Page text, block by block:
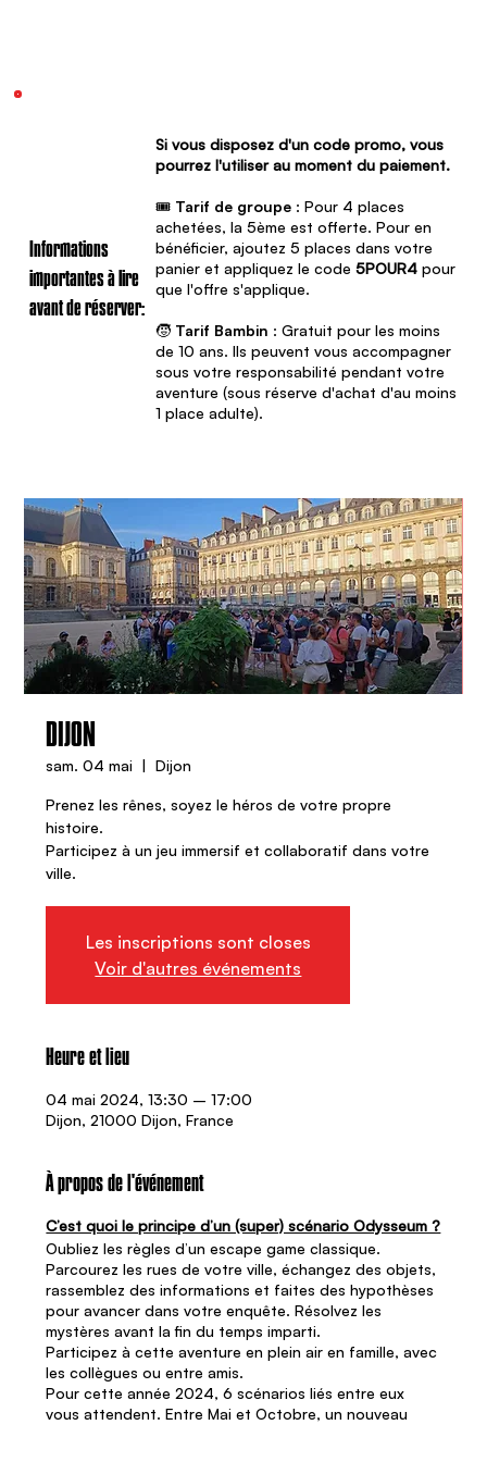
Informations
importantes à lire
avant de réserver:
Si vous disposez d'un code promo, vous
pourrez l'utiliser au moment du paiement.
🎟️ Tarif de groupe : Pour 4 places
achetées, la 5ème est offerte. Pour en
bénéficier, ajoutez 5 places dans votre
panier et appliquez le code5POUR4 pour
que l'offre s'applique.
🧒 Tarif Bambin : Gratuit pour les moins
de 10 ans. Ils peuvent vous accompagner
sous votre responsabilité pendant votre
aventure (sous réserve d'achat d'au moins
1 place adulte).
DIJON
sam. 04 mai
  |
Dijon
Prenez les rênes, soyez le héros de votre propre
histoire.
Participez à un jeu immersif et collaboratif dans votre
ville.
Les inscriptions sont closes
Voir d'autres événements
Heure et lieu
04 mai 2024, 13:30 – 17:00
Dijon, 21000 Dijon, France
À propos de l'événement
C’est quoi le principe d’un (super) scénario Odysseum ?
Oubliez les règles d’un escape game classique.
Parcourez les rues de votre ville, échangez des objets,
rassemblez des informations et faites des hypothèses
pour avancer dans votre enquête. Résolvez les
mystères avant la fin du temps imparti.
Participez à cette aventure en plein air en famille, avec
les collègues ou entre amis.
Pour cette année 2024, 6 scénarios liés entre eux
vous attendent. Entre Mai et Octobre, un nouveau